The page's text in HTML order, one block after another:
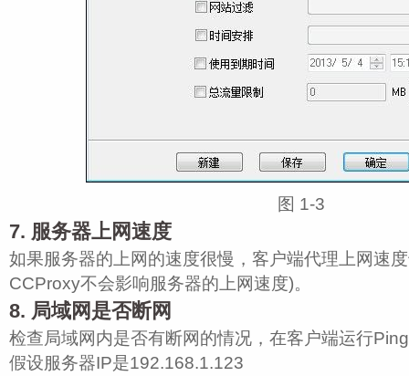
图 1‑3
7. 服务器上网速度
如果服务器的上网的速度很慢，客户端代理上网速
CCProxy不会影响服务器的上网速度)。
8. 局域网是否断网
检查局域网内是否有断网的情况，在客户端运行
假设服务器IP是192.168.1.123